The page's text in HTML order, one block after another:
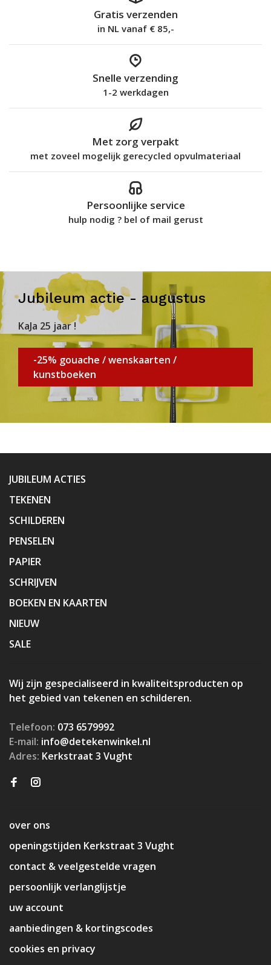
Gratis verzenden
in NL vanaf € 85,-
Snelle verzending
1-2 werkdagen
Met zorg verpakt
met zoveel mogelijk gerecycled opvulmateriaal
Persoonlijke service
hulp nodig ? bel of mail gerust
Jubileum actie - augustus
KaJa 25 jaar !
-25% gouache / wenskaarten /
kunstboeken
JUBILEUM ACTIES
TEKENEN
SCHILDEREN
PENSELEN
PAPIER
SCHRIJVEN
BOEKEN EN KAARTEN
NIEUW
SALE
Wij zijn gespecialiseerd in kwaliteitsproducten op
het gebied van tekenen en schilderen.
Telefoon: 073 6579992
E-mail: info@detekenwinkel.nl
Adres: Kerkstraat 3 Vught
over ons
openingstijden Kerkstraat 3 Vught
contact & veelgestelde vragen
persoonlijk verlanglijstje
uw account
aanbiedingen & kortingscodes
cookies en privacy